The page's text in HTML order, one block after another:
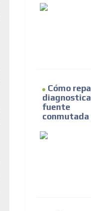
Cómo
fuente
conmutada